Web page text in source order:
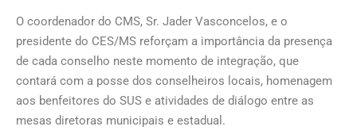
O coordenador do CMS, Sr. Jader Vasconcelos, e o
presidente do CES/MS reforçam a importância da presença
de cada conselho neste momento de integração, que
contará com a posse dos conselheiros locais, homenagem
aos benfeitores do SUS e atividades de diálogo entre as
mesas diretoras municipais e estadual.